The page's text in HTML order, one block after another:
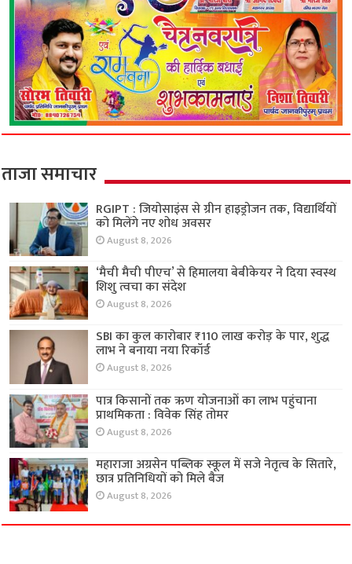
ताजा समाचार
RGIPT : जियोसाइंस से ग्रीन हाइड्रोजन तक, विद्यार्थियों
को मिलेंगे नए शोध अवसर
August 8, 2026
‘मैची मैची पीएच’ से हिमालया बेबीकेयर ने दिया स्वस्थ
शिशु त्वचा का संदेश
August 8, 2026
SBI का कुल कारोबार ₹110 लाख करोड़ के पार, शुद्ध
लाभ ने बनाया नया रिकॉर्ड
August 8, 2026
पात्र किसानों तक ऋण योजनाओं का लाभ पहुंचाना
प्राथमिकता : विवेक सिंह तोमर
August 8, 2026
महाराजा अग्रसेन पब्लिक स्कूल में सजे नेतृत्व के सितारे,
छात्र प्रतिनिधियों को मिले बैज
August 8, 2026